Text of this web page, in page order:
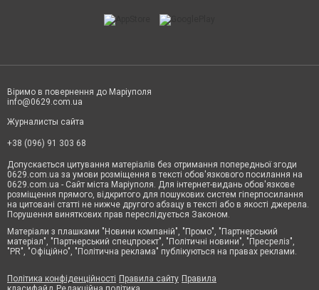
Віримо в повернення до Маріуполя
info@0629.com.ua
Журналисты сайта
+38 (096) 91 303 68
Допускається цитування матеріалів без отримання попередньої згоди
0629.com.ua за умови розміщення в тексті обов'язкового посилання на
0629.com.ua - Сайт міста Маріуполя. Для інтернет-видань обов'язкове
розміщення прямого, відкритого для пошукових систем гіперпосилання
на цитовані статті не нижче другого абзацу в тексті або в якості джерела.
Порушення виняткових прав переслідується Законом.
Матеріали з плашками "Новини компаній", "Промо", "Партнерський
матеріал", "Партнерський спецпроєкт", "Політичні новини", "Пресреліз",
"PR", "Офіційно", "Політична реклама" публікуються на правах реклами.
Політика конфіденційності Правила сайту Правила